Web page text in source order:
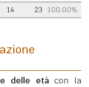
14 23 100,00%
delle etàcon la